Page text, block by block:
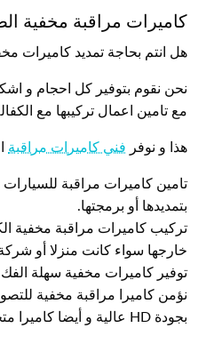
كاميرات مراقبة مخفية
هل انتم بحاجة تمديد كاميرات
نحن نقوم بتوفير كل احجام و
مع تامين اعمال تركيبها مع
هذا و نوفر فني كاميرات مراقبة
تامين كاميرات مراقبة
بتمديدها أو برمجتها.
تركيب كاميرات مراقبة مخفية
خارجها سواء كانت منزلا أو شركة
توفير كاميرات مخفية سهلة
نؤمن كاميرا مراقبة مخفية
بجودة HD عالية و أيضا كاميرا متحركة